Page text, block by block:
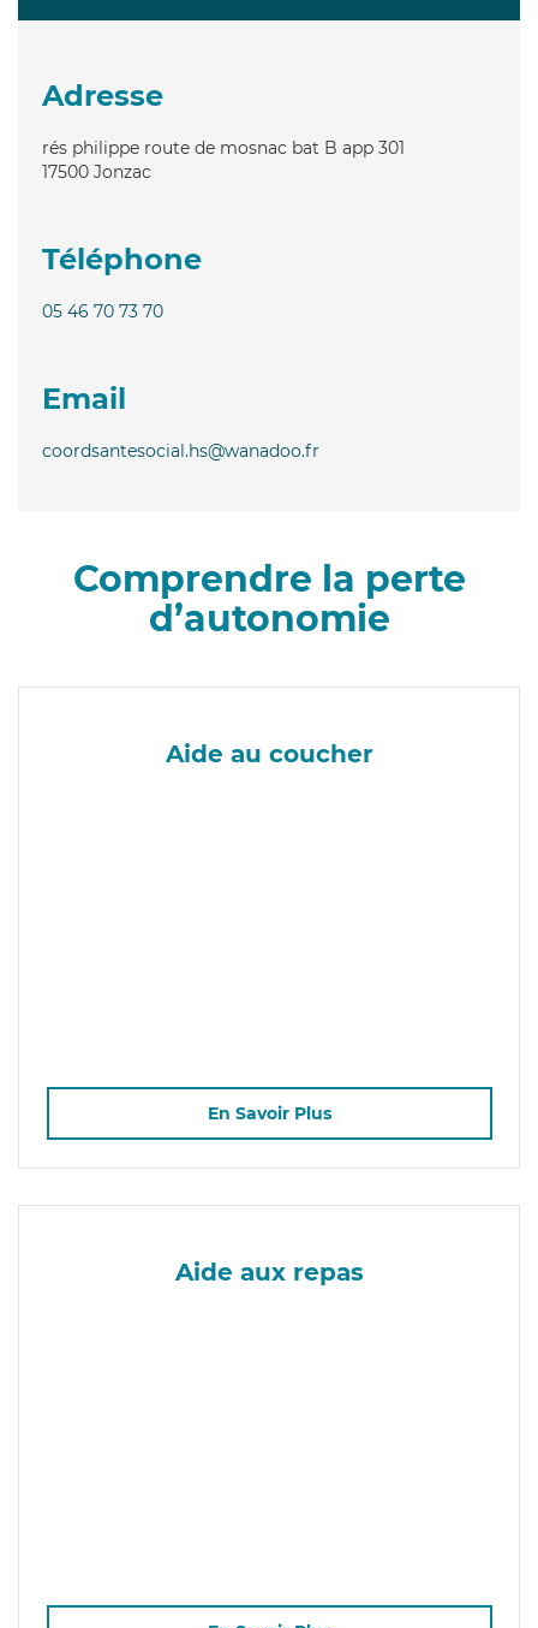
Adresse
rés philippe route de mosnac bat B app 301
17500 Jonzac
Téléphone
05 46 70 73 70
Email
coordsantesocial.hs@wanadoo.fr
Comprendre la perte
d’autonomie
Aide au coucher
En Savoir Plus
Aide aux repas